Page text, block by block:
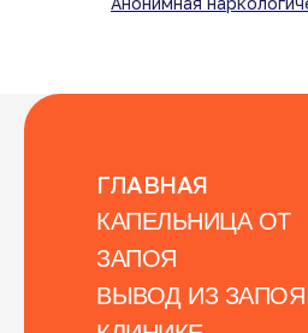
ГЛАВНАЯ
КАПЕЛЬНИЦА ОТ
ЗАПОЯ
ВЫВОД ИЗ ЗАПОЯ